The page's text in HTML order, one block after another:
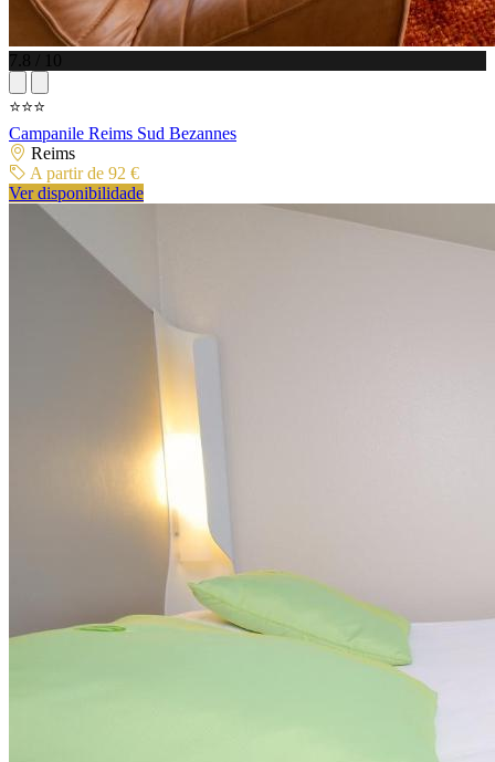
7.8 / 10
⭐⭐⭐
Campanile Reims Sud Bezannes
Reims
A partir de 92 €
Ver disponibilidade